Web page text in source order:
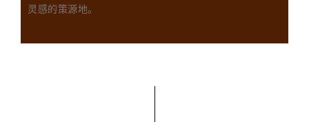
灵感的策源地。